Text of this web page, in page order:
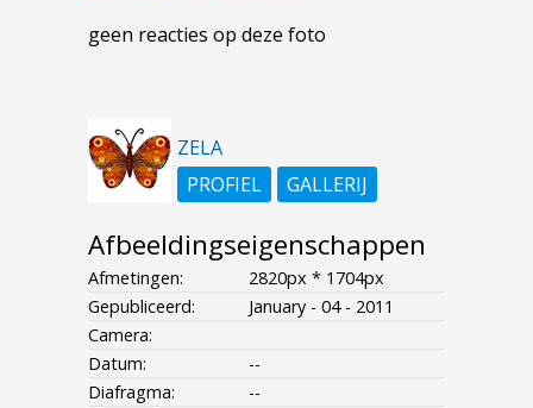
geen reacties op deze foto
ZELA
PROFIEL
GALLERIJ
Afbeeldingseigenschappen
Afmetingen:
2820px * 1704px
Gepubliceerd:
January - 04 - 2011
Camera:
Datum:
--
Diafragma:
--